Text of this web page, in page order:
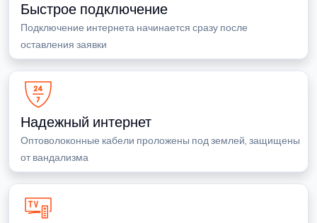
Быстрое подключение
Подключение интернета начинается сразу после
оставления заявки
Надежный интернет
Оптоволоконные кабели проложены под землей, защищены
от вандализма